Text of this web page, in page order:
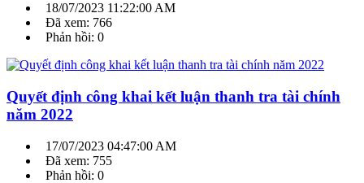
18/07/2023 11:22:00 AM
Đã xem: 766
Phản hồi: 0
Quyết định công khai kết luận thanh tra tài chính
năm 2022
17/07/2023 04:47:00 AM
Đã xem: 755
Phản hồi: 0